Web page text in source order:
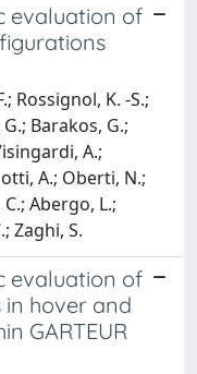
evaluation of
Rossignol, K. -S.;
Barakos, G.;
A.;
A.; Oberti, N.;
Abergo, L.;
Zaghi, S.
evaluation of
in hover and
GARTEUR